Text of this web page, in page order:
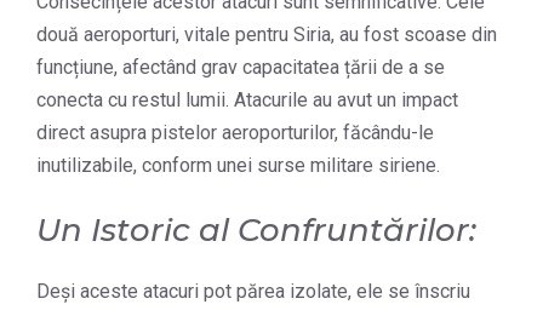
două aeroporturi, vitale pentru Siria, au fost scoase din
funcțiune, afectând grav capacitatea țării de a se
conecta cu restul lumii. Atacurile au avut un impact
direct asupra pistelor aeroporturilor, făcându-le
inutilizabile, conform unei surse militare siriene.
Un Istoric al Confruntărilor:
Deși aceste atacuri pot părea izolate, ele se înscriu